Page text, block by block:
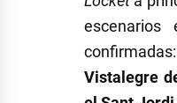
escenarios
Vistalegre